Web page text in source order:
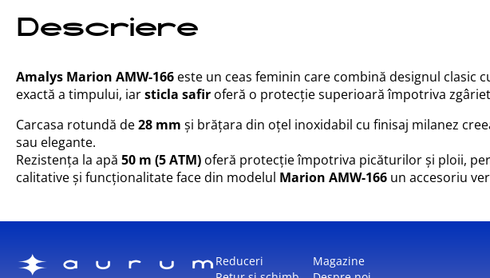
Descriere
Amalys Marion AMW-166 este un ceas feminin care combină designul clasic
exactă a timpului, iarsticla safir oferă o protecție superioară împotriva
Carcasa rotundă de28 mm și brățara din oțel inoxidabil cu finisaj milanez
sau elegante.
Rezistența la apă 50 m (5 ATM) oferă protecție împotriva picăturilor și ploii,
calitative și funcționalitate face din modelul Marion AMW-166 un accesoriu
Reduceri
Magazine